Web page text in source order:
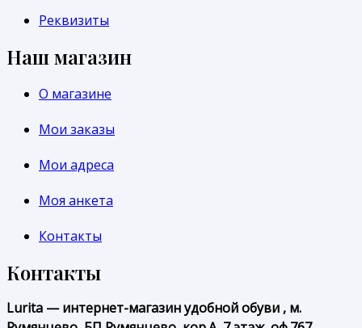
Реквизиты
Наш магазин
О магазине
Мои заказы
Мои адреса
Моя анкета
Контакты
Контакты
Lurita — интернет-магазин удобной обуви , м.